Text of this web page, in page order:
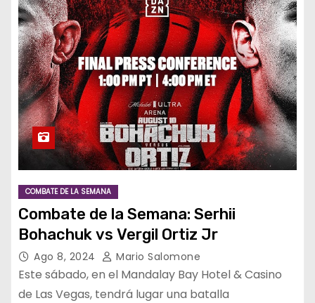
COMBATE DE LA SEMANA
Combate de la Semana: Serhii
Bohachuk vs Vergil Ortiz Jr
Ago 8, 2024 Mario Salomone
Este sábado, en el Mandalay Bay Hotel & Casino
de Las Vegas, tendrá lugar una batalla